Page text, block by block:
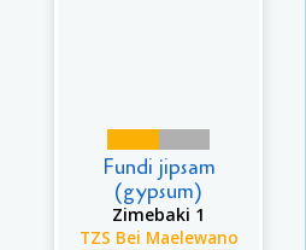
Fundi jipsam
(gypsum)
Zimebaki 1
TZS Bei Maelewano